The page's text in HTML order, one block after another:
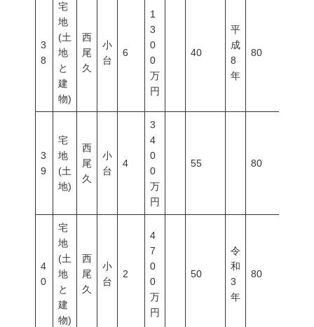
3
8
宅
地
(土
地
と
建
物)
西
尾
久
小
台
6
1
3
0
0
万
円
40
平
成
8
年
80
3
9
宅
地
(土
地)
西
尾
久
小
台
4
3
4
0
0
万
円
55 80
4
0
宅
地
(土
地
と
建
物)
西
尾
久
小
台
2
4
7
0
0
万
円
50
令
和
3
年
80